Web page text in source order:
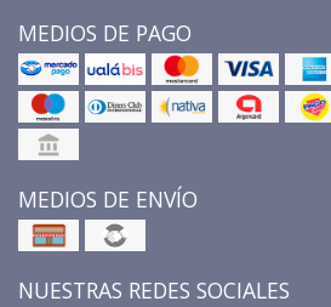
MEDIOS DE PAGO
MEDIOS DE ENVÍO
NUESTRAS REDES SOCIALES